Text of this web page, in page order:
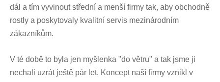
dál a tím vyvinout střední a menší firmy tak, aby obchodně
rostly a poskytovaly kvalitní servis mezinárodním
zákazníkům.
V té době to byla jen myšlenka "do větru" a tak jsme ji
nechali uzrát ještě pár let. Koncept naší firmy vznikl v